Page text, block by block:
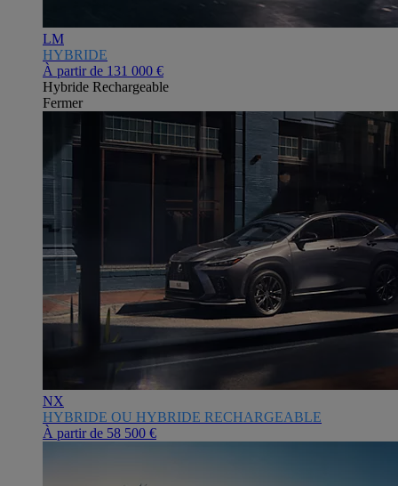
LM
HYBRIDE
À partir de 131 000 €
Hybride Rechargeable
Fermer
NX
HYBRIDE OU HYBRIDE RECHARGEABLE
À partir de 58 500 €